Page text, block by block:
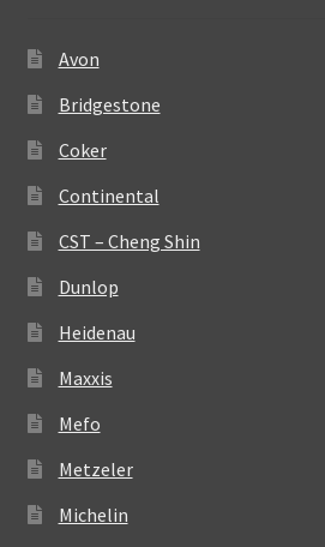
Avon
Bridgestone
Coker
Continental
CST – Cheng Shin
Dunlop
Heidenau
Maxxis
Mefo
Metzeler
Michelin